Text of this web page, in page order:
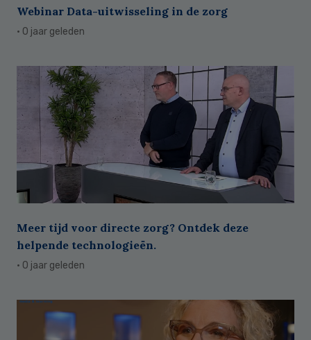
Webinar Data-uitwisseling in de zorg
· 0 jaar geleden
Meer tijd voor directe zorg? Ontdek deze
helpende technologieën.
· 0 jaar geleden